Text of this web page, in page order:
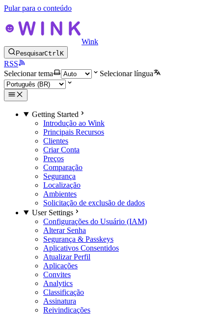
Pular para o conteúdo
Wink
PesquisarCtrlK
RSS
Selecionar tema
Selecionar língua
Getting Started
Introdução ao Wink
Principais Recursos
Clientes
Criar Conta
Preços
Comparação
Segurança
Localização
Ambientes
Solicitação de exclusão de dados
User Settings
Configurações do Usuário (IAM)
Alterar Senha
Segurança & Passkeys
Aplicativos Consentidos
Atualizar Perfil
Aplicações
Convites
Analytics
Classificação
Assinatura
Reivindicações